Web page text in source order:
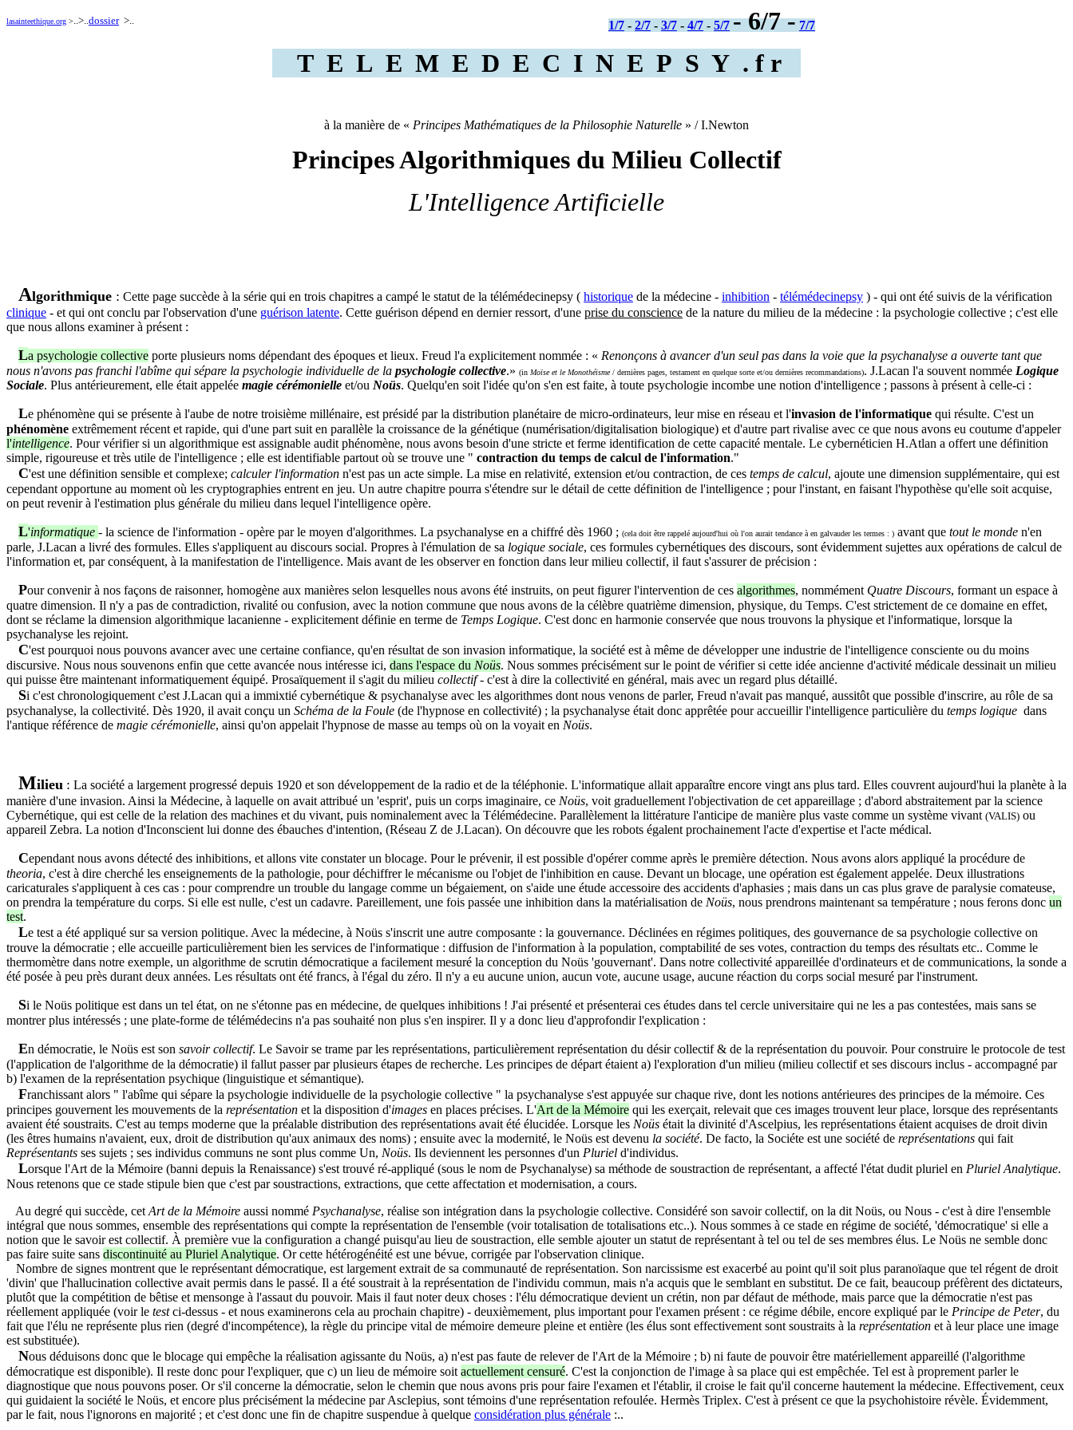
lasainteethique.org >..>..dossier>.. 1/7 - 2/7 - 3/7 - 4/7 - 5/7 - 6/7 - 7/7
T E L E M E D E C I N E P S Y . f r
à la manière de « Principes Mathématiques de la Philosophie Naturelle » / I.Newton
Principes Algorithmiques du Milieu Collectif
L'Intelligence Artificielle
Algorithmique : Cette page succède à la série qui en trois chapitres a campé le statut de la télémédecinepsy ( historique de la médecine - inhibition - télémédecinepsy ) - qui ont été suivis de la vérification
clinique - et qui ont conclu par l'observation d'une guérison latente. Cette guérison dépend en dernier ressort, d'une prise du conscience de la nature du milieu de la médecine : la psychologie collective ; c'est elle
que nous allons examiner à présent :
La psychologie collective porte plusieurs noms dépendant des époques et lieux. Freud l'a explicitement nommée : « Renonçons à avancer d'un seul pas dans la voie que la psychanalyse a ouverte tant que
nous n'avons pas franchi l'abîme qui sépare la psychologie individuelle de la psychologie collective.» (in Moïse et le Monothéisme/ dernières pages, testament en quelque sorte et/ou dernières recommandations). J.Lacan l'a souvent nommée Logique
Sociale. Plus antérieurement, elle était appelée magie cérémonielle et/ou Noüs. Quelqu'en soit l'idée qu'on s'en est faite, à toute psychologie incombe une notion d'intelligence ; passons à présent à celle-ci :
Le phénomène qui se présente à l'aube de notre troisième millénaire, est présidé par la distribution planétaire de micro-ordinateurs, leur mise en réseau et l'invasion de l'informatique qui résulte. C'est un
phénomène extrêmement récent et rapide, qui d'une part suit en parallèle la croissance de la génétique (numérisation/digitalisation biologique) et d'autre part rivalise avec ce que nous avons eu coutume d'appeler
l'intelligence. Pour vérifier si un algorithmique est assignable audit phénomène, nous avons besoin d'une stricte et ferme identification de cette capacité mentale. Le cybernéticien H.Atlan a offert une définition
simple, rigoureuse et très utile de l'intelligence ; elle est identifiable partout où se trouve une " contraction du temps de calcul de l'information."
C'est une définition sensible et complexe; calculer l'information n'est pas un acte simple. La mise en relativité, extension et/ou contraction, de ces temps de calcul, ajoute une dimension supplémentaire, qui est
cependant opportune au moment où les cryptographies entrent en jeu. Un autre chapitre pourra s'étendre sur le détail de cette définition de l'intelligence ; pour l'instant, en faisant l'hypothèse qu'elle soit acquise,
on peut revenir à l'estimation plus générale du milieu dans lequel l'intelligence opère.
L'informatique - la science de l'information - opère par le moyen d'algorithmes. La psychanalyse en a chiffré dès 1960 ; (cela doit être rappelé aujourd'hui où l'on aurait tendance à en galvauder les termes : ) avant que tout le monde n'en
parle, J.Lacan a livré des formules. Elles s'appliquent au discours social. Propres à l'émulation de sa logique sociale, ces formules cybernétiques des discours, sont évidemment sujettes aux opérations de calcul de
l'information et, par conséquent, à la manifestation de l'intelligence. Mais avant de les observer en fonction dans leur milieu collectif, il faut s'assurer de précision :
Pour convenir à nos façons de raisonner, homogène aux manières selon lesquelles nous avons été instruits, on peut figurer l'intervention de ces algorithmes, nommément Quatre Discours, formant un espace à
quatre dimension. Il n'y a pas de contradiction, rivalité ou confusion, avec la notion commune que nous avons de la célèbre quatrième dimension, physique, du Temps. C'est strictement de ce domaine en effet,
dont se réclame la dimension algorithmique lacanienne - explicitement définie en terme de Temps Logique. C'est donc en harmonie conservée que nous trouvons la physique et l'informatique, lorsque la
psychanalyse les rejoint.
C'est pourquoi nous pouvons avancer avec une certaine confiance, qu'en résultat de son invasion informatique, la société est à même de développer une industrie de l'intelligence consciente ou du moins
discursive. Nous nous souvenons enfin que cette avancée nous intéresse ici, dans l'espace du Noüs. Nous sommes précisément sur le point de vérifier si cette idée ancienne d'activité médicale dessinait un milieu
qui puisse être maintenant informatiquement équipé. Prosaïquement il s'agit du milieu collectif- c'est à dire la collectivité en général, mais avec un regard plus détaillé.
Si c'est chronologiquement c'est J.Lacan qui a immixtié cybernétique & psychanalyse avec les algorithmes dont nous venons de parler, Freud n'avait pas manqué, aussitôt que possible d'inscrire, au rôle de sa
psychanalyse, la collectivité. Dès 1920, il avait conçu un Schéma de la Foule (de l'hypnose en collectivité) ; la psychanalyse était donc apprêtée pour accueillir l'intelligence particulière du temps logique dans
l'antique référence de magie cérémonielle, ainsi qu'on appelait l'hypnose de masse au temps où on la voyait en Noüs.
Milieu : La société a largement progressé depuis 1920 et son développement de la radio et de la téléphonie. L'informatique allait apparaître encore vingt ans plus tard. Elles couvrent aujourd'hui la planète à la
manière d'une invasion. Ainsi la Médecine, à laquelle on avait attribué un 'esprit', puis un corps imaginaire, ce Noüs, voit graduellement l'objectivation de cet appareillage ; d'abord abstraitement par la science
Cybernétique, qui est celle de la relation des machines et du vivant, puis nominalement avec la Télémédecine. Parallèlement la littérature l'anticipe de manière plus vaste comme un système vivant (VALIS) ou
appareil Zebra. La notion d'Inconscient lui donne des ébauches d'intention, (Réseau Z de J.Lacan). On découvre que les robots égalent prochainement l'acte d'expertise et l'acte médical.
Cependant nous avons détecté des inhibitions, et allons vite constater un blocage. Pour le prévenir, il est possible d'opérer comme après le première détection. Nous avons alors appliqué la procédure de
theoria, c'est à dire cherché les enseignements de la pathologie, pour déchiffrer le mécanisme ou l'objet de l'inhibition en cause. Devant un blocage, une opération est également appelée. Deux illustrations
caricaturales s'appliquent à ces cas : pour comprendre un trouble du langage comme un bégaiement, on s'aide une étude accessoire des accidents d'aphasies ; mais dans un cas plus grave de paralysie comateuse,
on prendra la température du corps. Si elle est nulle, c'est un cadavre. Pareillement, une fois passée une inhibition dans la matérialisation de Noüs, nous prendrons maintenant sa température ; nous ferons donc un
test.
Le test a été appliqué sur sa version politique. Avec la médecine, à Noüs s'inscrit une autre composante : la gouvernance. Déclinées en régimes politiques, des gouvernance de sa psychologie collective on
trouve la démocratie ; elle accueille particulièrement bien les services de l'informatique : diffusion de l'information à la population, comptabilité de ses votes, contraction du temps des résultats etc.. Comme le
thermomètre dans notre exemple, un algorithme de scrutin démocratique a facilement mesuré la conception du Noüs 'gouvernant'. Dans notre collectivité appareillée d'ordinateurs et de communications, la sonde a
été posée à peu près durant deux années. Les résultats ont été francs, à l'égal du zéro. Il n'y a eu aucune union, aucun vote, aucune usage, aucune réaction du corps social mesuré par l'instrument.
Si le Noüs politique est dans un tel état, on ne s'étonne pas en médecine, de quelques inhibitions ! J'ai présenté et présenterai ces études dans tel cercle universitaire qui ne les a pas contestées, mais sans se
montrer plus intéressés ; une plate-forme de télémédecins n'a pas souhaité non plus s'en inspirer. Il y a donc lieu d'approfondir l'explication :
En démocratie, le Noüs est son savoir collectif. Le Savoir se trame par les représentations, particulièrement représentation du désir collectif & de la représentation du pouvoir. Pour construire le protocole de test
(l'application de l'algorithme de la démocratie) il fallut passer par plusieurs étapes de recherche. Les principes de départ étaient a) l'exploration d'un milieu (milieu collectif et ses discours inclus - accompagné par
b) l'examen de la représentation psychique (linguistique et sémantique).
Franchissant alors " l'abîme qui sépare la psychologie individuelle de la psychologie collective " la psychanalyse s'est appuyée sur chaque rive, dont les notions antérieures des principes de la mémoire. Ces
principes gouvernent les mouvements de la représentation et la disposition d'images en places précises. L'Art de la Mémoire qui les exerçait, relevait que ces images trouvent leur place, lorsque des représentants
avaient été soustraits. C'est au temps moderne que la préalable distribution des représentations avait été élucidée. Lorsque les Noüs était la divinité d'Ascelpius, les représentations étaient acquises de droit divin
(les êtres humains n'avaient, eux, droit de distribution qu'aux animaux des noms) ; ensuite avec la modernité, le Noüs est devenu la société. De facto, la Sociéte est une société de représentations qui fait
Représentants ses sujets ; ses individus communs ne sont plus comme Un, Noüs. Ils deviennent les personnes d'un Pluriel d'individus.
Lorsque l'Art de la Mémoire (banni depuis la Renaissance) s'est trouvé ré-appliqué (sous le nom de Psychanalyse) sa méthode de soustraction de représentant, a affecté l'état dudit pluriel en Pluriel Analytique.
Nous retenons que ce stade stipule bien que c'est par soustractions, extractions, que cette affectation et modernisation, a cours.
Au degré qui succède, cet Art de la Mémoire aussi nommé Psychanalyse, réalise son intégration dans la psychologie collective. Considéré son savoir collectif, on la dit Noüs, ou Nous - c'est à dire l'ensemble
intégral que nous sommes, ensemble des représentations qui compte la représentation de l'ensemble (voir totalisation de totalisations etc..). Nous sommes à ce stade en régime de société, 'démocratique' si elle a
notion que le savoir est collectif. À première vue la configuration a changé puisqu'au lieu de soustraction, elle semble ajouter un statut de représentant à tel ou tel de ses membres élus. Le Noüs ne semble donc
pas faire suite sans discontinuité au Pluriel Analytique. Or cette hétérogénéité est une bévue, corrigée par l'observation clinique.
Nombre de signes montrent que le représentant démocratique, est largement extrait de sa communauté de représentation. Son narcissisme est exacerbé au point qu'il soit plus paranoïaque que tel régent de droit
'divin' que l'hallucination collective avait permis dans le passé. Il a été soustrait à la représentation de l'individu commun, mais n'a acquis que le semblant en substitut. De ce fait, beaucoup préfèrent des dictateurs,
plutôt que la compétition de bêtise et mensonge à l'assaut du pouvoir. Mais il faut noter deux choses : l'élu démocratique devient un crétin, non par défaut de méthode, mais parce que la démocratie n'est pas
réellement appliquée (voir le testci-dessus - et nous examinerons cela au prochain chapitre) - deuxièmement, plus important pour l'examen présent : ce régime débile, encore expliqué par le Principe de Peter, du
fait que l'élu ne représente plus rien (degré d'incompétence), la règle du principe vital de mémoire demeure pleine et entière (les élus sont effectivement sont soustraits à la représentation et à leur place une image
est substituée).
Nous déduisons donc que le blocage qui empêche la réalisation agissante du Noüs, a) n'est pas faute de relever de l'Art de la Mémoire ; b) ni faute de pouvoir être matériellement appareillé (l'algorithme
démocratique est disponible). Il reste donc pour l'expliquer, que c) un lieu de mémoire soit actuellement censuré. C'est la conjonction de l'image à sa place qui est empêchée. Tel est à proprement parler le
diagnostique que nous pouvons poser. Or s'il concerne la démocratie, selon le chemin que nous avons pris pour faire l'examen et l'établir, il croise le fait qu'il concerne hautement la médecine. Effectivement, ceux
qui guidaient la société le Noüs, et encore plus précisément la médecine par Asclepius, sont témoins d'une représentation refoulée. Hermès Triplex. C'est à présent ce que la psychohistoire révèle. Évidemment,
par le fait, nous l'ignorons en majorité ; et c'est donc une fin de chapitre suspendue à quelque considération plus générale :..